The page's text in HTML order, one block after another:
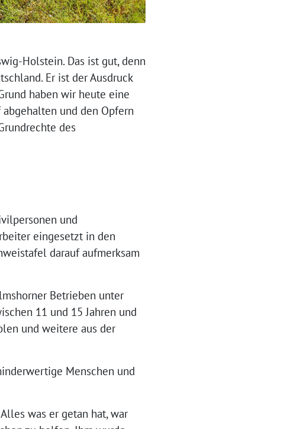
Holstein. Das ist gut, denn
Er ist der Ausdruck
haben wir heute eine
und den Opfern
des
und
eingesetzt in den
darauf aufmerksam
Betrieben unter
11 und 15 Jahren und
und weitere aus der
Menschen und
was er getan hat, war